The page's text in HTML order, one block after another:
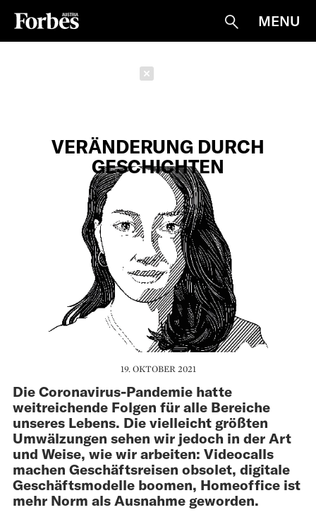
Suche
MENU
VERÄNDERUNG DURCH
GESCHICHTEN
19. OKTOBER 2021
Die Coronavirus-Pandemie hatte
weitreichende Folgen für alle Bereiche
unseres Lebens. Die vielleicht größten
Umwälzungen sehen wir jedoch in der Art
und Weise, wie wir arbeiten: Videocalls
machen Geschäftsreisen obsolet, digitale
Geschäftsmodelle boomen, Homeoffice ist
mehr Norm als Ausnahme geworden.